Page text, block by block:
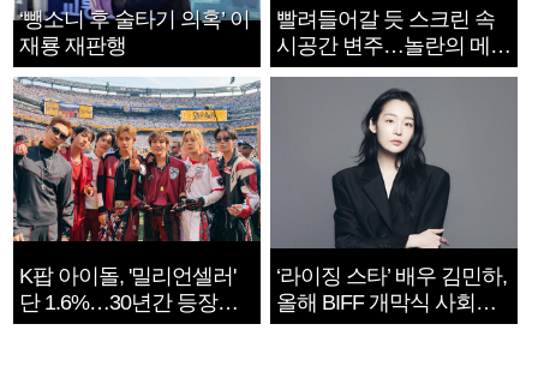
‘뺑소니 후 술타기 의혹’ 이
재룡 재판행
빨려들어갈 듯 스크린 속
시공간 변주…놀란의 메시
지는 ‘전쟁 속죄’
K팝 아이돌, '밀리언셀러'
단 1.6%…30년간 등장
1182개팀 전수조사
‘라이징 스타’ 배우 김민하,
올해 BIFF 개막식 사회자
확정